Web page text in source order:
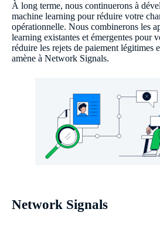
À long terme, nous continuerons à
machine learning pour réduire votre
opérationnelle. Nous combinerons les
learning existantes et émergentes pour
réduire les rejets de paiement légitimes
amène à Network Signals.
Network Signals